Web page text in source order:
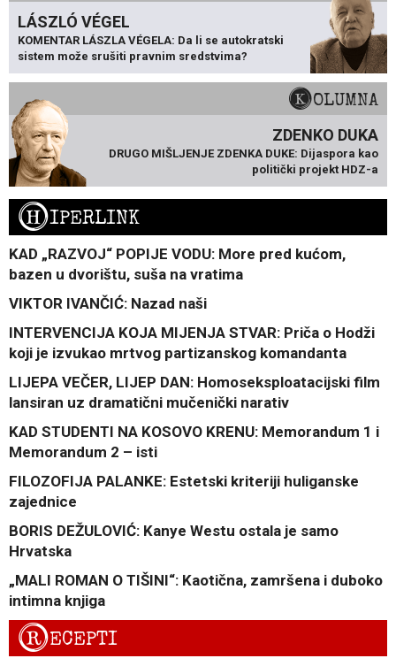
LÁSZLÓ VÉGEL
KOMENTAR LÁSZLA VÉGELA: Da li se autokratski
sistem može srušiti pravnim sredstvima?
KOLUMNA
ZDENKO DUKA
DRUGO MIŠLJENJE ZDENKA DUKE: Dijaspora kao
politički projekt HDZ-a
HIPERLINK
KAD „RAZVOJ“ POPIJE VODU: More pred kućom,
bazen u dvorištu, suša na vratima
VIKTOR IVANČIĆ: Nazad naši
INTERVENCIJA KOJA MIJENJA STVAR: Priča o Hodži
koji je izvukao mrtvog partizanskog komandanta
LIJEPA VEČER, LIJEP DAN: Homoseksploatacijski film
lansiran uz dramatični mučenički narativ
KAD STUDENTI NA KOSOVO KRENU: Memorandum 1 i
Memorandum 2 – isti
FILOZOFIJA PALANKE: Estetski kriteriji huliganske
zajednice
BORIS DEŽULOVIĆ: Kanye Westu ostala je samo
Hrvatska
„MALI ROMAN O TIŠINI“: Kaotična, zamršena i duboko
intimna knjiga
RECEPTI